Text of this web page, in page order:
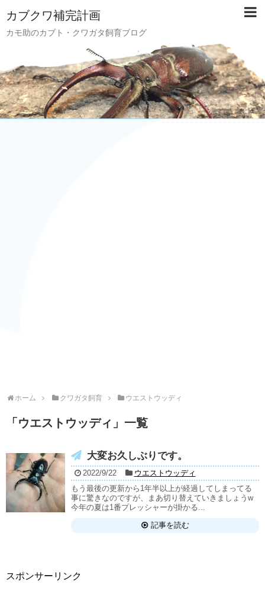
カブクワ補完計画
カモ助のカブト・クワガタ飼育ブログ
ホーム クワガタ飼育 ウエストウッディ
「 ウエストウッディ 」 一覧
大変お久しぶりです。
2022/9/22
ウエストウッディ
もう最後の更新から1年半以上が経過してしまってる
事に驚きなのですが、まあ切り替えていきましょうw
今年の夏は1番プレッシャーが掛かる...
記事を読む
スポンサーリンク